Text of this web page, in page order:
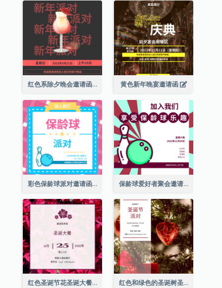
红色系除夕晚会邀请函 黄色新年晚宴邀请函
彩色保龄球派对邀请函 保龄球爱好者聚会邀请函
红色圣诞节花圣诞大餐请柬 红色和绿色的圣诞树圣诞派对邀请函